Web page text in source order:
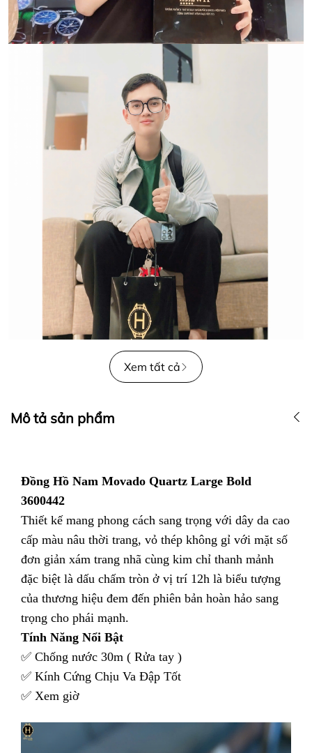
Xem tất cả
Mô tả sản phẩm
Đồng Hồ Nam Movado Quartz Large Bold
3600442
Thiết kế mang phong cách sang trọng với dây da cao
cấp màu nâu thời trang, vỏ thép không gỉ với mặt số
đơn giản xám trang nhã cùng kim chỉ thanh mảnh
đặc biệt là dấu chấm tròn ở vị trí 12h là biểu tượng
của thương hiệu đem đến phiên bản hoàn hảo sang
trọng cho phái mạnh.
Tính Năng Nổi Bật
✅ Chống nước 30m ( Rửa tay )
✅ Kính Cứng Chịu Va Đập Tốt
✅ Xem giờ